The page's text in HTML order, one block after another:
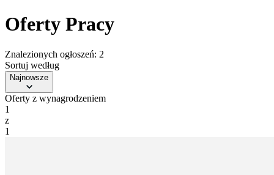
Oferty Pracy
Znalezionych ogłoszeń: 2
Sortuj według
Najnowsze
Oferty z wynagrodzeniem
1
z
1